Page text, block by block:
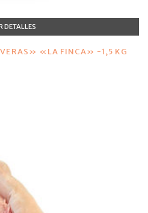
DETALLES
«LA FINCA» -1,5 KG